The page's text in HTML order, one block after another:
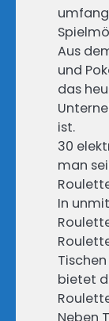
Aus
und
das
ist.
30
man
In
bietet
Neben